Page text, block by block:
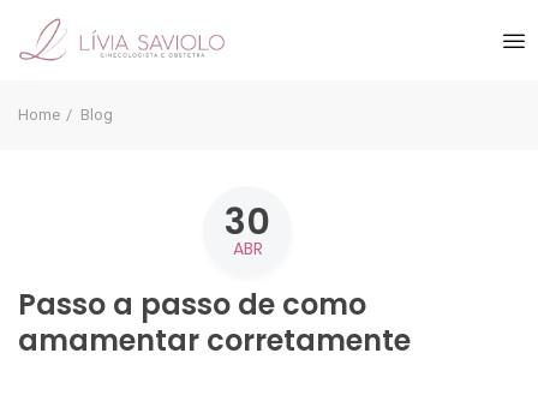
Home Blog
30
ABR
Passo a passo de como
amamentar corretamente